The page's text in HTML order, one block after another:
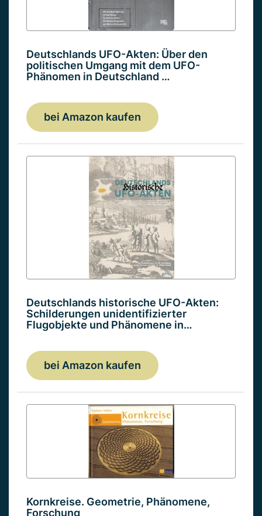
Deutschlands UFO-Akten: Über den
politischen Umgang mit dem UFO-
Phänomen in Deutschland …
bei Amazon kaufen
Deutschlands historische UFO-Akten:
Schilderungen unidentifizierter
Flugobjekte und Phänomene in…
bei Amazon kaufen
Kornkreise. Geometrie, Phänomene,
Forschung